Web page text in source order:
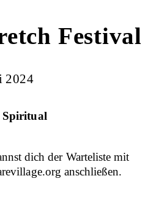
Festival
2024
Spiritual
dich der Warteliste mit
anschließen.